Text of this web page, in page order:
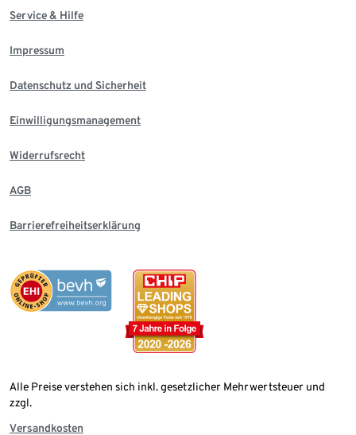
Service & Hilfe
Impressum
Datenschutz und Sicherheit
Einwilligungsmanagement
Widerrufsrecht
AGB
Barrierefreiheitserklärung
Alle Preise verstehen sich inkl. gesetzlicher Mehrwertsteuer und
zzgl.
Versandkosten